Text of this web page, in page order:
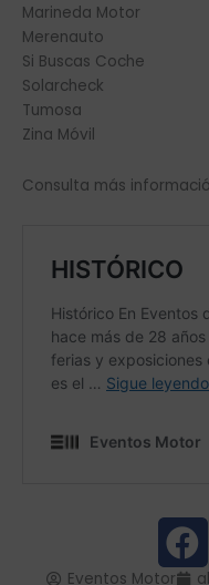
Marineda Motor
Merenauto
Si Buscas Coche
Solarcheck
Tumosa
Zina Móvil
Consulta más
Eventos Motor